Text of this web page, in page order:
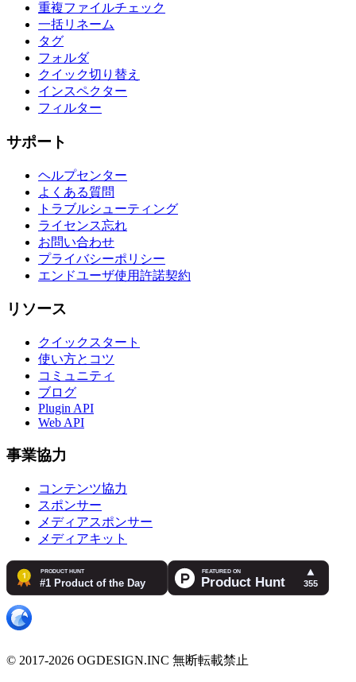
重複ファイルチェック
一括リネーム
タグ
フォルダ
クイック切り替え
インスペクター
フィルター
サポート
ヘルプセンター
よくある質問
トラブルシューティング
ライセンス忘れ
お問い合わせ
プライバシーポリシー
エンドユーザ使用許諾契約
リソース
クイックスタート
使い方とコツ
コミュニティ
ブログ
Plugin API
Web API
事業協力
コンテンツ協力
スポンサー
メディアスポンサー
メディアキット
© 2017-2026 OGDESIGN.INC 無断転載禁止